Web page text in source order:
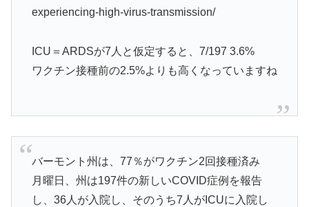
experiencing-high-virus-transmission/
ICU＝ARDSが7人と仮定すると、7/197 3.6%
ワクチン接種前の2.5%よりも高くなっていますね
バーモント州は、77％がワクチン2回接種済み
月曜日、州は197件の新しいCOVID症例を報告
し、36人が入院し、そのうち7人がICUに入院し